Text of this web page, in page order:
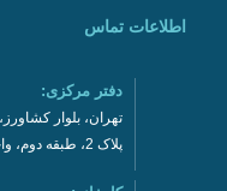
اطلاعات تماس
دفتر مرکزی:
تهران، بلوار
پلاک 2، طبقه دوم، واحد 307